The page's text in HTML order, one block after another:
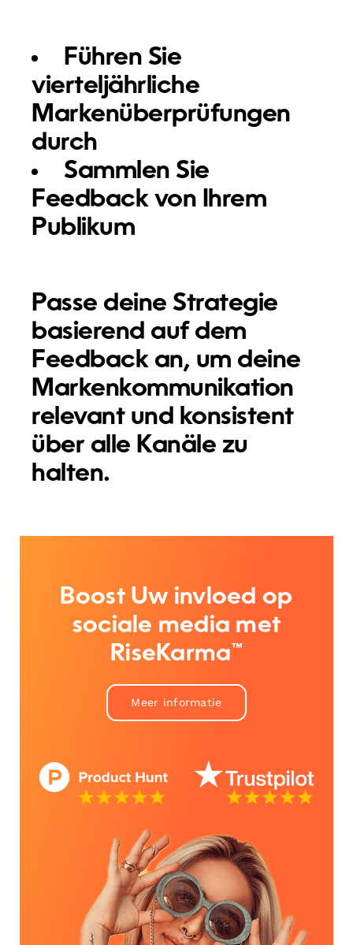
Führen Sie
vierteljährliche
Markenüberprüfungen
durch
Sammlen Sie
Feedback von Ihrem
Publikum
Passe deine Strategie
basierend auf dem
Feedback an, um deine
Markenkommunikation
relevant und konsistent
über alle Kanäle zu
halten.
Boost Uw invloed op
sociale media met
RiseKarma™
Meer informatie